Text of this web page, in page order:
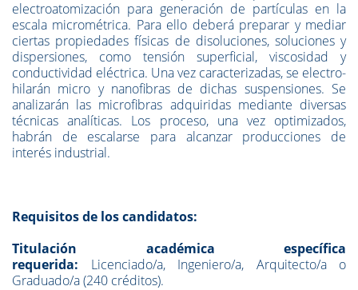
electroatomización para generación de partículas en la
escala micrométrica. Para ello deberá preparar y mediar
ciertas propiedades físicas de disoluciones, soluciones y
dispersiones, como tensión superficial, viscosidad y
conductividad eléctrica. Una vez caracterizadas, se electro-
hilarán micro y nanofibras de dichas suspensiones. Se
analizarán las microfibras adquiridas mediante diversas
técnicas analíticas. Los proceso, una vez optimizados,
habrán de escalarse para alcanzar producciones de
interés industrial.
Requisitos de los candidatos:
Titulación académica específica
requerida: Licenciado/a, Ingeniero/a, Arquitecto/a o
Graduado/a (240 créditos).